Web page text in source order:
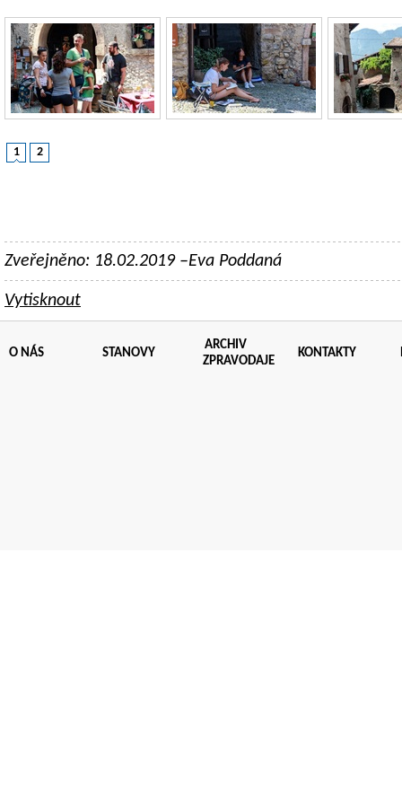
1 2
Zveřejněno: 18.02.2019 –Eva Poddaná
Vytisknout
O NÁS STANOVY
ARCHIV
ZPRAVODAJE
KONTAKTY